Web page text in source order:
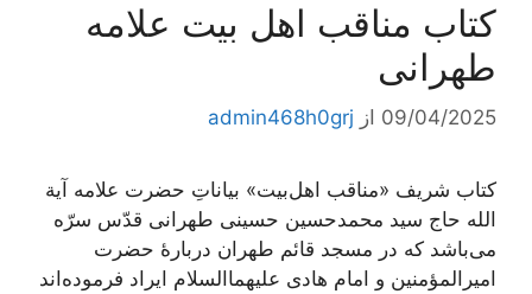
کتاب مناقب اهل بیت علامه
طهرانی
09/04/2025 از admin468h0grj
کتاب شریف «مناقب اهل‌بیت» بیاناتِ حضرت علامه آیة
الله حاج سید محمد‌حسین حسینی طهرانی قدّس سرّه
می‌باشد که در مسجد قائم طهران دربارۀ حضرت
امیرالمؤمنین و امام هادی علیهما‌السلام ایراد فرموده‌اند